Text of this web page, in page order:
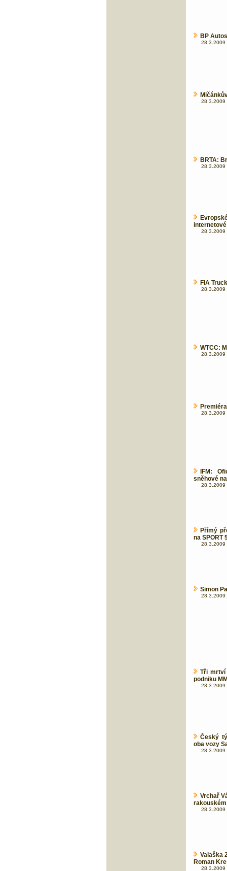
BP
28.3.2009
28.3.2009
BRTA:
28.3.2009
28.3.2009
FIA
28.3.2009
WTCC:
28.3.2009
28.3.2009
IFM:
sněhové
28.3.2009
Přímý
na SPORT
28.3.2009
Simon
28.3.2009
Tři mrtví
podniku
28.3.2009
Český
oba vozy
28.3.2009
Vrchař
28.3.2009
Valaška
Roman
28.3.2009